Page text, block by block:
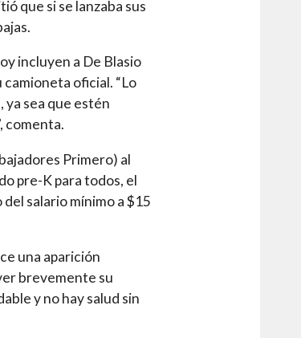
que si se lanzaba sus
incluyen a De Blasio
oficial. “Lo
ya sea que estén
comenta.
Primero) al
pre-K para todos, el
salario mínimo a $15
una aparición
brevemente su
y no hay salud sin